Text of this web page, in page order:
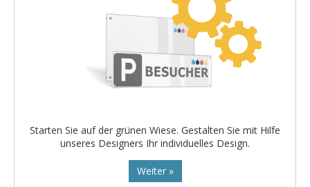
Starten Sie auf der grünen Wiese. Gestalten Sie mit Hilfe
unseres Designers Ihr individuelles Design.
Weiter »